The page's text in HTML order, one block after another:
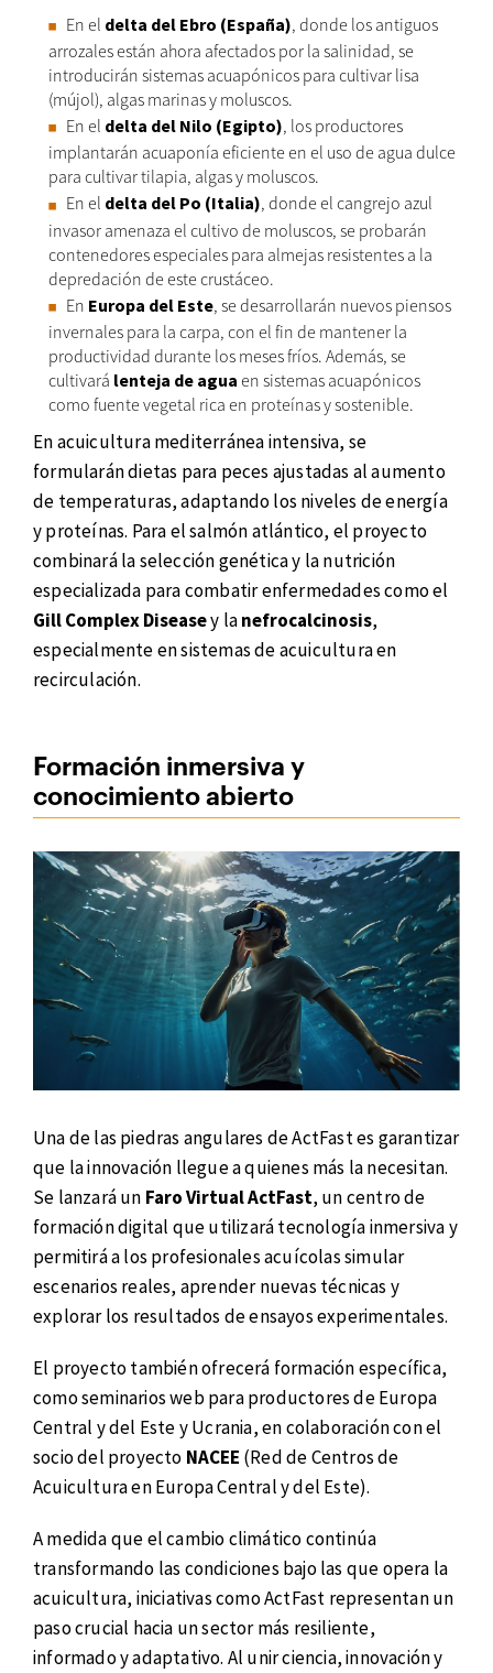
En el delta del Ebro (España), donde los antiguos
arrozales están ahora afectados por la salinidad, se
introducirán sistemas acuapónicos para cultivar lisa
(mújol), algas marinas y moluscos.
En el delta del Nilo (Egipto), los productores
implantarán acuaponía eficiente en el uso de agua dulce
para cultivar tilapia, algas y moluscos.
En el delta del Po (Italia), donde el cangrejo azul
invasor amenaza el cultivo de moluscos, se probarán
contenedores especiales para almejas resistentes a la
depredación de este crustáceo.
En Europa del Este, se desarrollarán nuevos piensos
invernales para la carpa, con el fin de mantener la
productividad durante los meses fríos. Además, se
cultivará lenteja de agua en sistemas acuapónicos
como fuente vegetal rica en proteínas y sostenible.
En acuicultura mediterránea intensiva, se
formularán dietas para peces ajustadas al aumento
de temperaturas, adaptando los niveles de energía
y proteínas. Para el salmón atlántico, el proyecto
combinará la selección genética y la nutrición
especializada para combatir enfermedades como el
Gill Complex Diseasey lanefrocalcinosis,
especialmente en sistemas de acuicultura en
recirculación.
Formación inmersiva y
conocimiento abierto
Una de las piedras angulares de ActFast es garantizar
que la innovación llegue a quienes más la necesitan.
Se lanzará un Faro Virtual ActFast, un centro de
formación digital que utilizará tecnología inmersiva y
permitirá a los profesionales acuícolas simular
escenarios reales, aprender nuevas técnicas y
explorar los resultados de ensayos experimentales.
El proyecto también ofrecerá formación específica,
como seminarios web para productores de Europa
Central y del Este y Ucrania, en colaboración con el
socio del proyecto NACEE (Red de Centros de
Acuicultura en Europa Central y del Este).
A medida que el cambio climático continúa
transformando las condiciones bajo las que opera la
acuicultura, iniciativas como ActFast representan un
paso crucial hacia un sector más resiliente,
informado y adaptativo. Al unir ciencia, innovación y